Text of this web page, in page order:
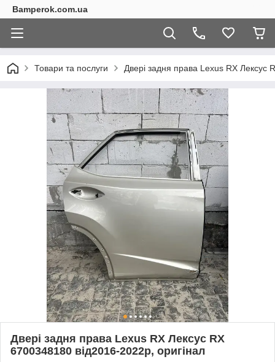
Bamperok.com.ua
Товари та послуги Двері задня права Lexus RX Лексус
Двері задня права Lexus RX Лексус RX
6700348180 від2016-2022р, оригінал